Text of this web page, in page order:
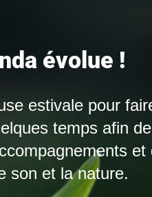
évolue !
estivale pour
temps afin
et
son et la nature.